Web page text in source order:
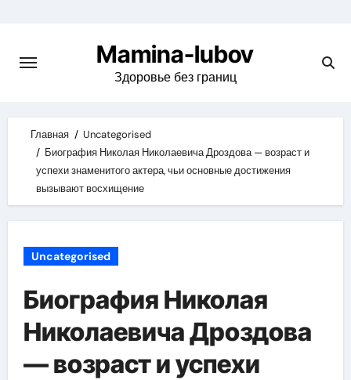
content
Mamina-lubov
Здоровье без границ
Главная
Uncategorised
Биография Николая Николаевича Дроздова — возраст и
успехи знаменитого актера, чьи основные достижения
вызывают восхищение
Uncategorised
Биография Николая
Николаевича Дроздова
— возраст и успехи